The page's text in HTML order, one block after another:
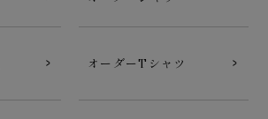
オーダーTシャツ